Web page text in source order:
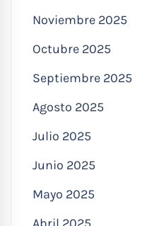
Noviembre 2025
Octubre 2025
Septiembre 2025
Agosto 2025
Julio 2025
Junio 2025
Mayo 2025